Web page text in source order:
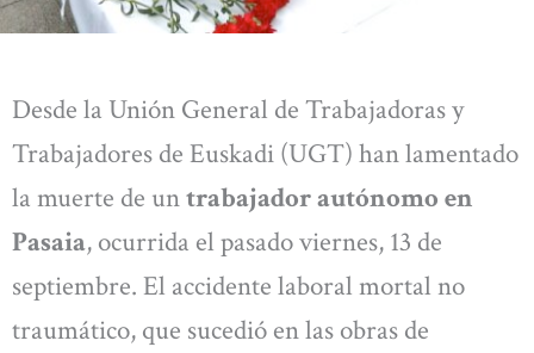
Desde la Unión General de Trabajadoras y
Trabajadores de Euskadi (UGT) han lamentado
la muerte de untrabajador autónomo en
Pasaia, ocurrida el pasado viernes, 13 de
septiembre. El accidente laboral mortal no
traumático, que sucedió en las obras de